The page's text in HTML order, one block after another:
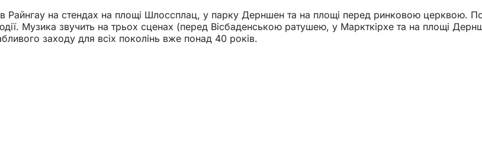
Райнгау на стендах на площі Шлоссплац, у парку Дерншен та на площі перед ринковою церквою.
Музика звучить на трьох сценах (перед Вісбаденською ратушею, у Маркткірхе та на площі
заходу для всіх поколінь вже понад 40 років.